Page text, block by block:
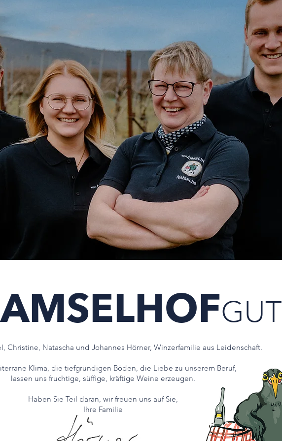
AMSELHOFGUT
Christine, Natascha und Johannes Hörner, Winzerfamilie aus Leidenschaft.
Klima, die tiefgründigen Böden, die Liebe zu unserem Beruf,
lassen uns fruchtige, süffige, kräftige Weine erzeugen.
Haben Sie Teil daran, wir freuen uns auf Sie,
Ihre Familie